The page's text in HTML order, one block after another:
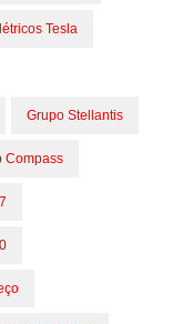
Tesla
Grupo Stellantis
Compass